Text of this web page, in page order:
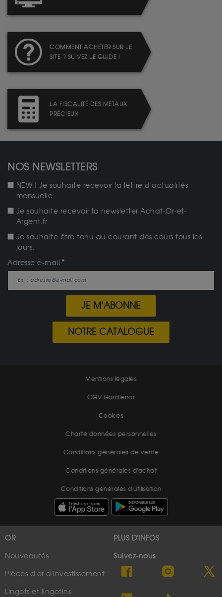
COMMENT ACHETER SUR LE
SITE ? SUIVEZ LE GUIDE !
LA FISCALITÉ DES MÉTAUX
PRÉCIEUX
NOS NEWSLETTERS
NEW ! Je souhaite recevoir la lettre d'actualités
mensuelle.
Je souhaite recevoir la newsletter Achat-Or-et-
Argent.fr
Je souhaite être tenu au courant des cours tous les
jours.
Adresse e-mail
JE M'ABONNE
NOTRE CATALOGUE
Mentions légales
CGV Gardienor
Cookies
Charte données personnelles
Conditions générales de vente
Conditions générales d'achat
Conditions générales d'utilisation
OR
Nouveautés
Pièces d'or d'investissement
Lingots et lingotins
PLUS D'INFOS
Suivez-nous